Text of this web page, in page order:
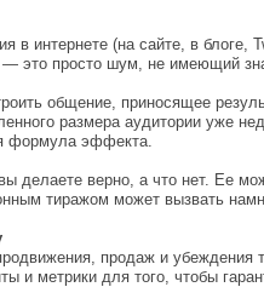
в интернете (на сайте, в
это просто шум, не имеющий
общение, приносящее
размера аудитории уже
формула эффекта.
делаете верно, а что нет. Ее
тиражом может вызвать
продаж и
и метрики для того, чтобы